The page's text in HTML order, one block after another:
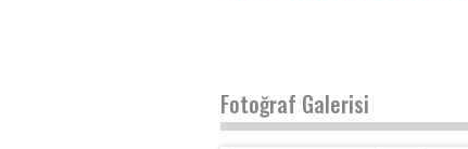
Fotoğraf Galerisi